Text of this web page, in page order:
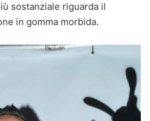
sostanziale riguarda il
in gomma morbida.